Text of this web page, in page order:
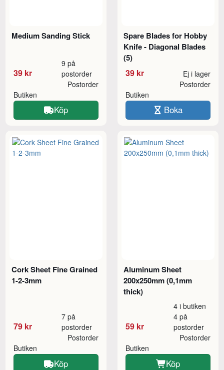
Medium Sanding Stick
39 kr
9 på
postorder
Butiken
Postorder
Köp
Spare Blades for Hobby
Knife - Diagonal Blades
(5)
39 kr Ej i lager
Butiken
Postorder
Boka
Cork Sheet Fine Grained
1-2-3mm
79 kr
7 på
postorder
Butiken
Postorder
Köp
Aluminum Sheet
200x250mm (0,1mm
thick)
59 kr
4 i butiken
4 på
postorder
Butiken
Postorder
Köp